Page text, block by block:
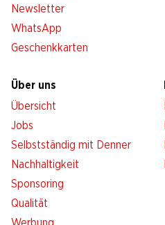
Newsletter
WhatsApp
Geschenkkarten
Über uns
Übersicht
Jobs
Selbstständig mit Denner
Nachhaltigkeit
Sponsoring
Qualität